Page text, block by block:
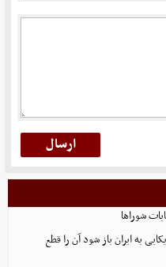
شوراها
به ایران باز شود آن را قطع